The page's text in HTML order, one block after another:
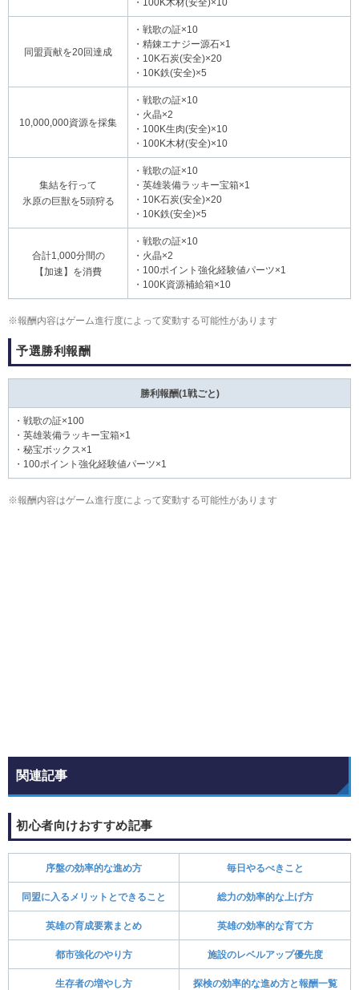
・100K木材(安全)×10
同盟貢献を20回達成
・戦歌の証×10
・精錬エナジー源石×1
・10K石炭(安全)×20
・10K鉄(安全)×5
10,000,000資源を採集
・戦歌の証×10
・火晶×2
・100K生肉(安全)×10
・100K木材(安全)×10
集結を行って
氷原の巨獣を5頭狩る
・戦歌の証×10
・英雄装備ラッキー宝箱×1
・10K石炭(安全)×20
・10K鉄(安全)×5
合計1,000分間の
【加速】を消費
・戦歌の証×10
・火晶×2
・100ポイント強化経験値パーツ×1
・100K資源補給箱×10
※報酬内容はゲーム進行度によって変動する可能性があります
予選勝利報酬
勝利報酬(1戦ごと)
・戦歌の証×100
・英雄装備ラッキー宝箱×1
・秘宝ボックス×1
・100ポイント強化経験値パーツ×1
※報酬内容はゲーム進行度によって変動する可能性があります
関連記事
初心者向けおすすめ記事
序盤の効率的な進め方 毎日やるべきこと
同盟に入るメリットとできること 総力の効率的な上げ方
英雄の育成要素まとめ 英雄の効率的な育て方
都市強化のやり方 施設のレベルアップ優先度
生存者の増やし方 探検の効率的な進め方と報酬一覧